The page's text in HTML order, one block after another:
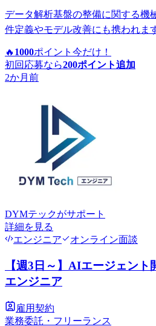
データ解析基盤の整備に関する機
件定義やモデル改善にも携われま
🔥 1000ポイント 今だけ！
初回応募なら200ポイント追加
2か月前
DYMテックがサポート
詳細を見る
エンジニア
オンライン面談
【週3日～】AIエージェン
エンジニア
雇用契約
業務委託・フリーランス